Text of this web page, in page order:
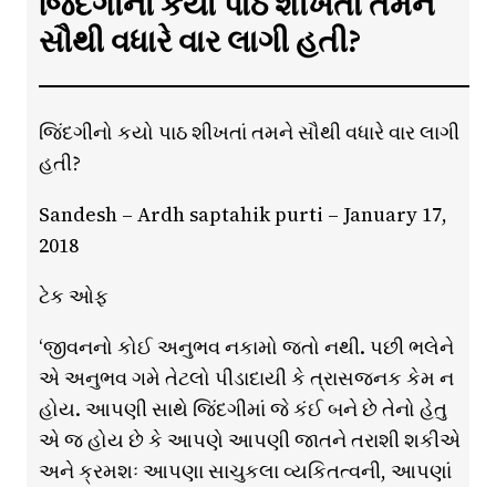
સૌથી વધારે વાર લાગી હતી?
જિંદગીનો કયો પાઠ શીખતાં તમને સૌથી વધારે વાર લાગી
હતી?
Sandesh – Ardh saptahik purti – January 17,
2018
ટેક ઓફ
‘જીવનનો કોઈ અનુભવ નકામો જતો નથી. પછી ભલેને
એ અનુભવ ગમે તેટલો પીડાદાયી કે ત્રાસજનક કેમ ન
હોય. આપણી સાથે જિંદગીમાં જે કંઈ બને છે તેનો હેતુ
એ જ હોય છે કે આપણે આપણી જાતને તરાશી શકીએ
અને ક્રમશઃ આપણા સાચુકલા વ્યકિતત્વની, આપણાં